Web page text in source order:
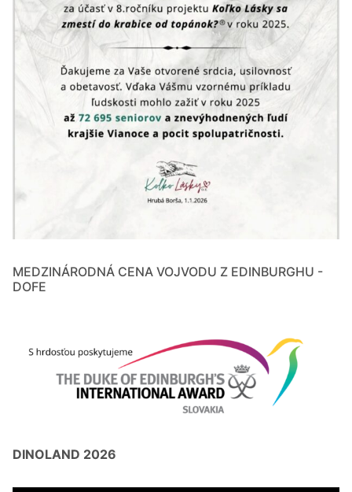
MEDZINÁRODNÁ CENA VOJVODU Z EDINBURGHU -
DOFE
DINOLAND 2026